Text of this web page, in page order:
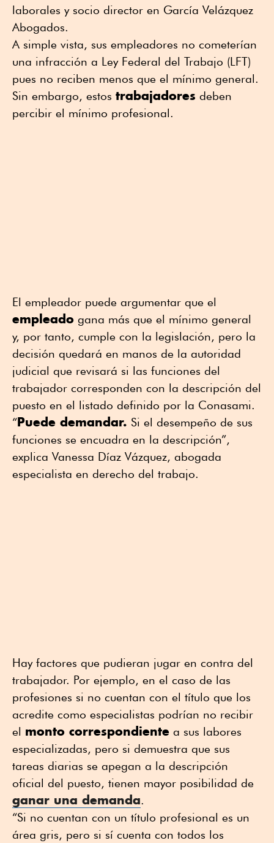
laborales y socio director en García Velázquez
Abogados.
A simple vista, sus empleadores no cometerían
una infracción a Ley Federal del Trabajo (LFT)
pues no reciben menos que el mínimo general.
Sin embargo, estos trabajadores deben
percibir el mínimo profesional.
El empleador puede argumentar que el
empleado gana más que el mínimo general
y, por tanto, cumple con la legislación, pero la
decisión quedará en manos de la autoridad
judicial que revisará si las funciones del
trabajador corresponden con la descripción del
puesto en el listado definido por la Conasami.
“Puede demandar. Si el desempeño de sus
funciones se encuadra en la descripción”,
explica Vanessa Díaz Vázquez, abogada
especialista en derecho del trabajo.
Hay factores que pudieran jugar en contra del
trabajador. Por ejemplo, en el caso de las
profesiones si no cuentan con el título que los
acredite como especialistas podrían no recibir
el monto correspondiente a sus labores
especializadas, pero si demuestra que sus
tareas diarias se apegan a la descripción
oficial del puesto, tienen mayor posibilidad de
ganar una demanda.
“Si no cuentan con un título profesional es un
área gris, pero si sí cuenta con todos los